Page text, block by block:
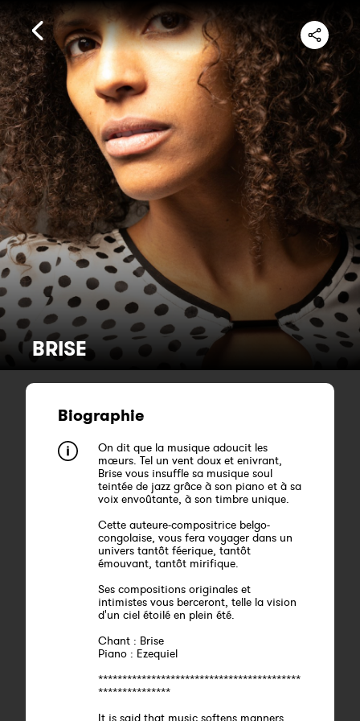
BRISE
Biographie
On dit que la musique adoucit les
mœurs. Tel un vent doux et enivrant,
Brise vous insuffle sa musique soul
teintée de jazz grâce à son piano et à sa
voix envoûtante, à son timbre unique.
Cette auteure-compositrice belgo-
congolaise, vous fera voyager dans un
univers tantôt féerique, tantôt
émouvant, tantôt mirifique.
Ses compositions originales et
intimistes vous berceront, telle la vision
d'un ciel étoilé en plein été.
Chant : Brise
Piano : Ezequiel
******************************************
***************
It is said that music softens manners.